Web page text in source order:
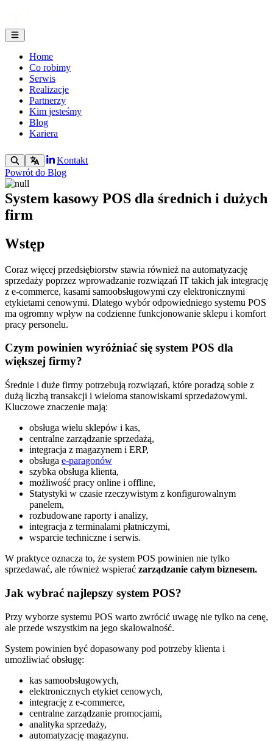
Home
Co robimy
Serwis
Realizacje
Partnerzy
Kim jesteśmy
Blog
Kariera
Kontakt
Powrót do Blog
System kasowy POS dla średnich i dużych
firm
Wstęp
Coraz więcej przedsiębiorstw stawia również na automatyzację
sprzedaży poprzez wprowadzanie rozwiązań IT takich jak integrację
z e-commerce, kasami samoobsługowymi czy elektronicznymi
etykietami cenowymi. Dlatego wybór odpowiedniego systemu POS
ma ogromny wpływ na codzienne funkcjonowanie sklepu i komfort
pracy personelu.
Czym powinien wyróżniać się system POS dla
większej firmy?
Średnie i duże firmy potrzebują rozwiązań, które poradzą sobie z
dużą liczbą transakcji i wieloma stanowiskami sprzedażowymi.
Kluczowe znaczenie mają:
obsługa wielu sklepów i kas,
centralne zarządzanie sprzedażą,
integracja z magazynem i ERP,
obsługa e-paragonów
szybka obsługa klienta,
możliwość pracy online i offline,
Statystyki w czasie rzeczywistym z konfigurowalnym
panelem,
rozbudowane raporty i analizy,
integracja z terminalami płatniczymi,
wsparcie techniczne i serwis.
W praktyce oznacza to, że system POS powinien nie tylko
sprzedawać, ale również wspierać zarządzanie całym biznesem.
Jak wybrać najlepszy system POS?
Przy wyborze systemu POS warto zwrócić uwagę nie tylko na cenę,
ale przede wszystkim na jego skalowalność.
System powinien być dopasowany pod potrzeby klienta i
umożliwiać obsługę:
kas samoobsługowych,
elektronicznych etykiet cenowych,
integrację z e-commerce,
centralne zarządzanie promocjami,
analityka sprzedaży,
automatyzację magazynu.